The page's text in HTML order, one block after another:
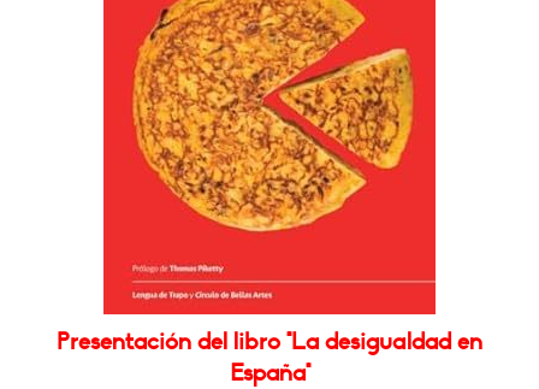
Presentación del libro "La desigualdad en
España"